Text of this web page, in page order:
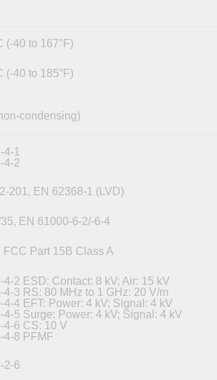
(-40 to 167°F)
(-40 to 185°F)
condensing)
4-1
4-2
201, EN 62368-1 (LVD)
EN 61000-6-2/-6-4
FCC Part 15B Class A
4-2 ESD: Contact: 8 kV; Air: 15 kV
4-3 RS: 80 MHz to 1 GHz: 20 V/m
4-4 EFT: Power: 4 kV; Signal: 4 kV
4-5 Surge: Power: 4 kV; Signal: 4 kV
4-6 CS: 10 V
4-8 PFMF
2-6